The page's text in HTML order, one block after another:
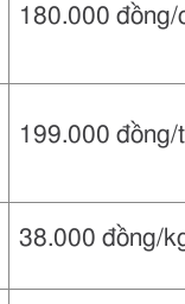
180.000 đồng/
199.000 đồng/
38.000 đồng/